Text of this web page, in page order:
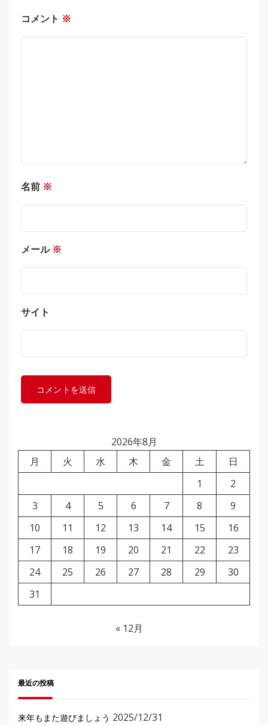
コメント ※
名前 ※
メール ※
サイト
2026年8月
月
火 水 木 金 土
日
1
2
3
4 5 6 7 8
9
10
11 12 13 14 15
16
17
18 19 20 21 22
23
24
25 26 27 28 29
30
31
« 12月
最近の投稿
来年もまた遊びましょう 2025/12/31